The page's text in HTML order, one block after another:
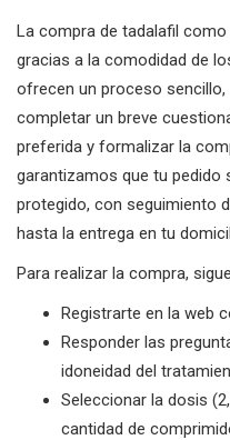
La compra de tadalafil
gracias a la comodidad de
ofrecen un proceso
completar un breve
preferida y formalizar la
garantizamos que tu pedido
protegido, con seguimiento
hasta la entrega en tu
Para realizar la compra,
Registrarte en la web
Responder las
idoneidad del
Seleccionar la dosis
cantidad de